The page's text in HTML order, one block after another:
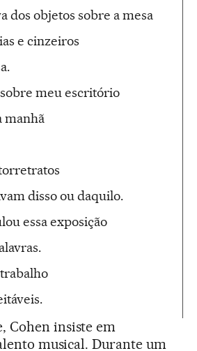
dos objetos sobre a mesa
e cinzeiros
meu escritório
manhã
disso ou daquilo.
essa exposição
Cohen insiste em
musical. Durante um